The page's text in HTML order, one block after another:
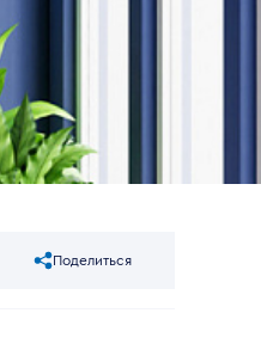
Поделиться